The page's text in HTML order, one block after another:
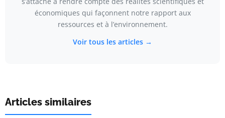
économiques qui façonnent notre rapport aux
ressources et à l’environnement.
Voir tous les articles →
Articles similaires